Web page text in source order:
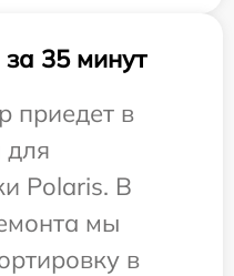
35 минут
приедет в
для
Polaris. В
мы
в